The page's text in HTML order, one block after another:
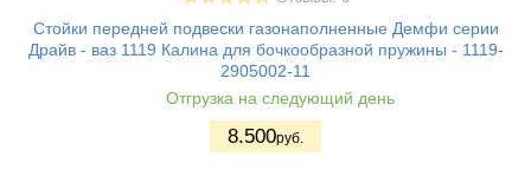
Стойки передней подвески газонаполненные Демфи серии
Драйв - ваз 1119 Калина для бочкообразной пружины - 1119-
2905002-11
Отгрузка на следующий день
8.500руб.